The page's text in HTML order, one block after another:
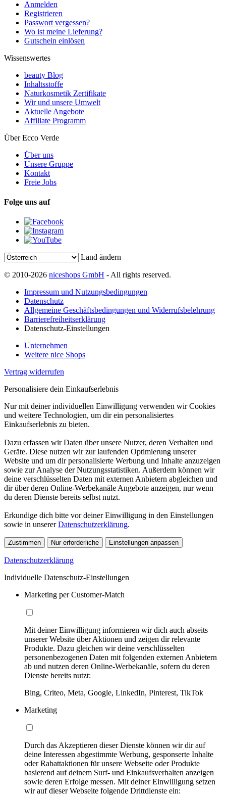
Anmelden
Registrieren
Passwort vergessen?
Wo ist meine Lieferung?
Gutschein einlösen
Wissenswertes
beauty Blog
Inhaltsstoffe
Naturkosmetik Zertifikate
Wir und unsere Umwelt
Aktuelle Angebote
Affiliate Programm
Über Ecco Verde
Über uns
Unsere Gruppe
Kontakt
Freie Jobs
Folge uns auf
Land ändern
© 2010-2026 niceshops GmbH - All rights reserved.
Impressum und Nutzungsbedingungen
Datenschutz
Allgemeine Geschäftsbedingungen und Widerrufsbelehrung
Barrierefreiheitserklärung
Datenschutz-Einstellungen
Unternehmen
Weitere nice Shops
Vertrag widerrufen
Personalisiere dein Einkaufserlebnis
Nur mit deiner individuellen Einwilligung verwenden wir Cookies
und weitere Technologien, um dir ein personalisiertes
Einkaufserlebnis zu bieten.
Dazu erfassen wir Daten über unsere Nutzer, deren Verhalten und
Geräte. Diese nutzen wir zur laufenden Optimierung unserer
Website und um dir personalisierte Werbung und Inhalte anzuzeigen
sowie zur Analyse der Nutzungsstatistiken. Außerdem können wir
deine verschlüsselten Daten mit externen Anbietern abgleichen und
dir über deren Online-Werbekanäle Angebote anzeigen, nur wenn
du deren Dienste bereits selbst nutzt.
Erkundige dich bitte vor deiner Einwilligung in den Einstellungen
sowie in unsererDatenschutzerklärung.
Zustimmen Nur erforderliche Einstellungen anpassen
Datenschutzerklärung
Individuelle Datenschutz-Einstellungen
Marketing per Customer-Match
Mit deiner Einwilligung informieren wir dich auch abseits
unserer Website über Aktionen und zeigen dir relevante
Produkte. Dazu gleichen wir deine verschlüsselten
personenbezogenen Daten mit folgenden externen Anbietern
ab und nutzen deren Online-Werbekanäle, sofern du deren
Dienste bereits nutzt:
Bing, Criteo, Meta, Google, LinkedIn, Pinterest, TikTok
Marketing
Durch das Akzeptieren dieser Dienste können wir dir auf
deine Interessen abgestimmte Werbung, gesponserte Inhalte
oder Rabattaktionen für unsere Webseite oder Produkte
basierend auf deinem Surf- und Einkaufsverhalten anzeigen
sowie deren Erfolge messen. Mit deiner Einwilligung setzen
wir auf dieser Webseite folgende Drittdienste ein: